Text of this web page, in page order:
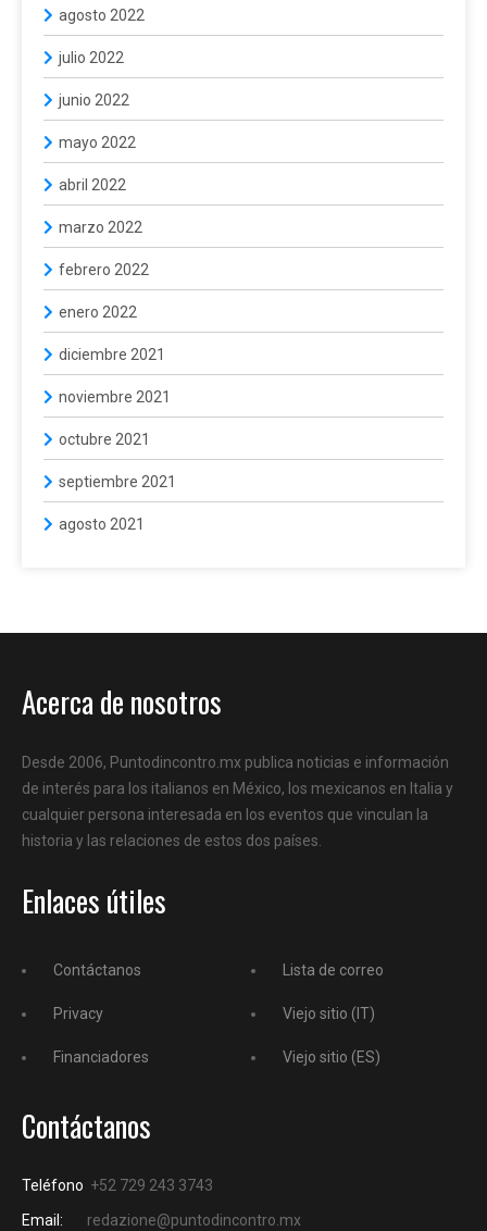
agosto 2022
julio 2022
junio 2022
mayo 2022
abril 2022
marzo 2022
febrero 2022
enero 2022
diciembre 2021
noviembre 2021
octubre 2021
septiembre 2021
agosto 2021
Acerca de nosotros
Desde 2006, Puntodincontro.mx publica noticias e información
de interés para los italianos en México, los mexicanos en Italia y
cualquier persona interesada en los eventos que vinculan la
historia y las relaciones de estos dos países.
Enlaces útiles
Contáctanos
Privacy
Financiadores
Lista de correo
Viejo sitio (IT)
Viejo sitio (ES)
Contáctanos
Teléfono +52 729 243 3743
Email:
redazione@puntodincontro.mx